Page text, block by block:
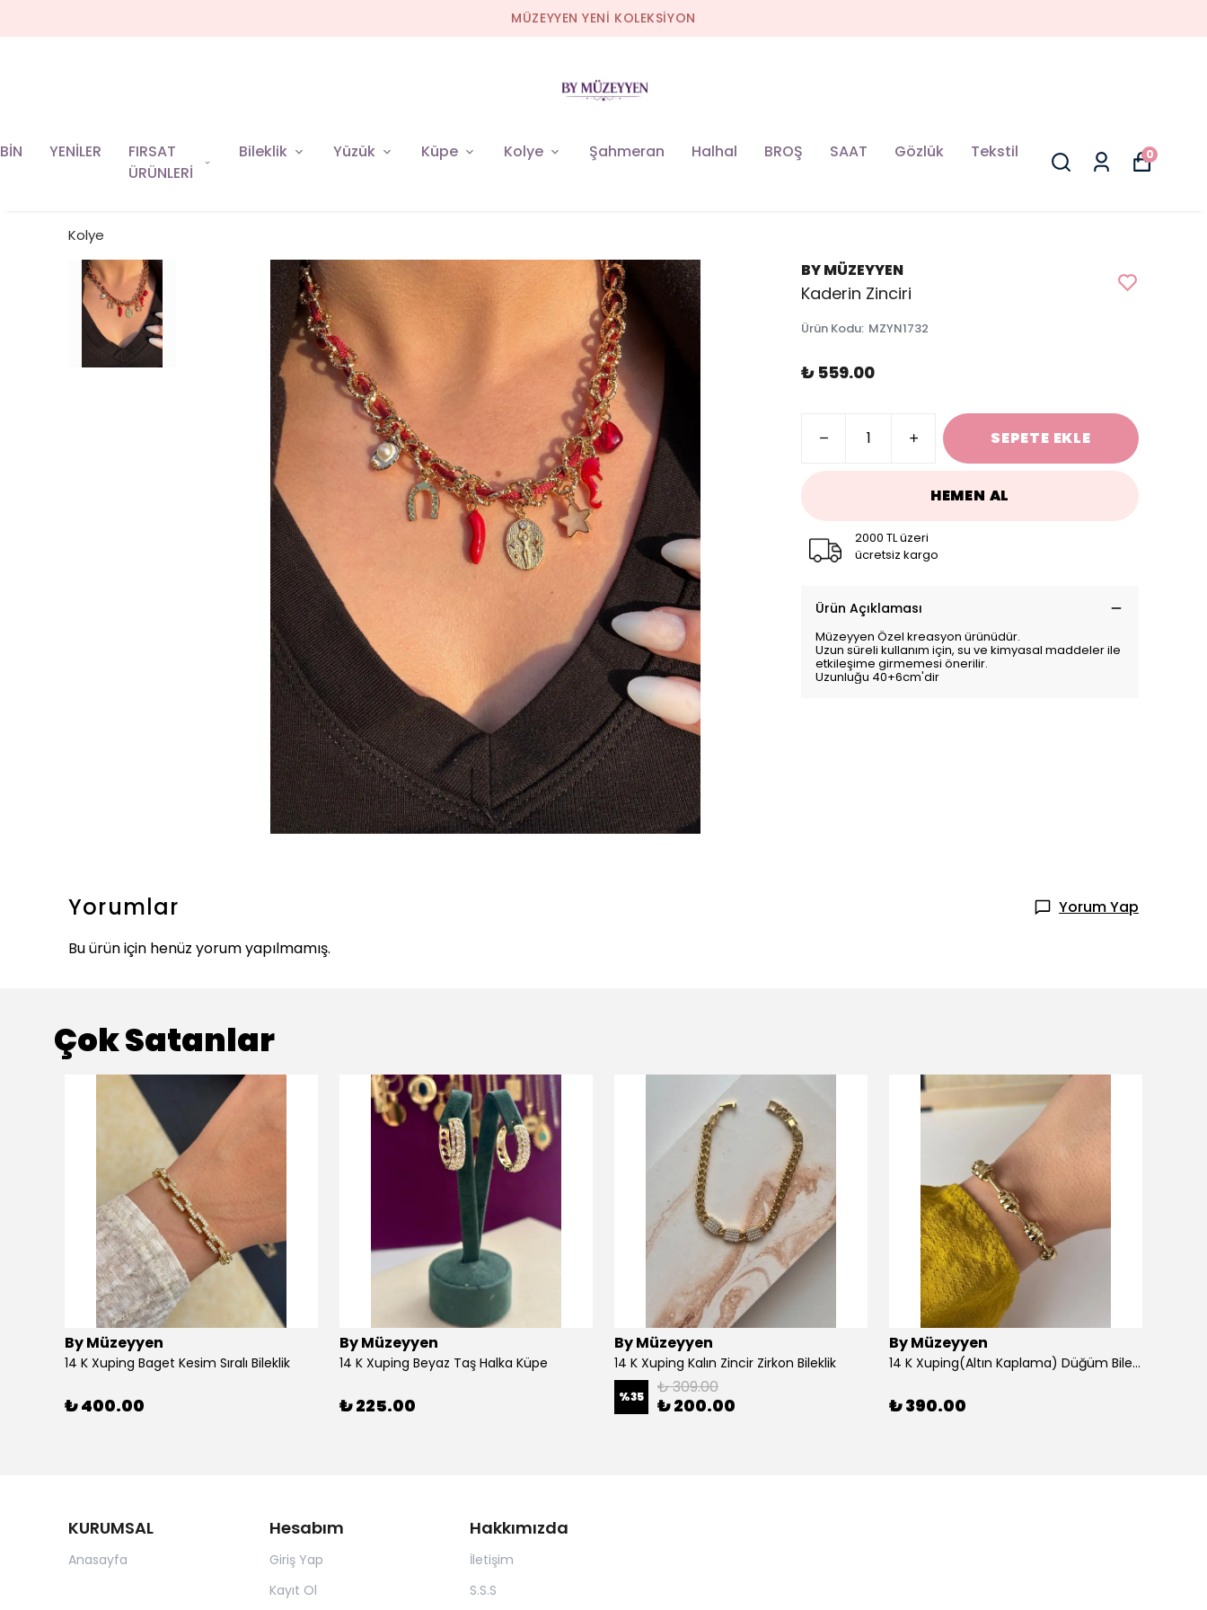
MÜZEYYEN YENİ KOLEKSİYON
YENİLER
FIRSAT
ÜRÜNLERİ
Bileklik Yüzük Küpe Kolye Şahmeran Halhal BROŞ SAAT Gözlük Tekstil 0
Kolye
BY MÜZEYYEN
Kaderin Zinciri
Ürün Kodu: MZYN1732
₺ 559.00
SEPETE EKLE
HEMEN AL
2000 TL üzeri
ücretsiz kargo
Ürün Açıklaması
Müzeyyen Özel kreasyon ürünüdür.
Uzun süreli kullanım için, su ve kimyasal maddeler ile
etkileşime girmemesi önerilir.
Uzunluğu 40+6cm'dir
Yorumlar
Yorum Yap
Bu ürün için henüz yorum yapılmamış.
Çok Satanlar
By Müzeyyen
14 K Xuping Baget Kesim Sıralı Bileklik
₺ 400.00
By Müzeyyen
14 K Xuping Beyaz Taş Halka Küpe
₺ 225.00
By Müzeyyen
14 K Xuping Kalın Zincir Zirkon Bileklik
%35 ₺ 309.00
₺ 200.00
By Müzeyyen
14 K Xuping(Altın Kaplama) Düğüm Bileklik
₺ 390.00
KURUMSAL
Anasayfa
Hesabım
Giriş Yap
Kayıt Ol
Hakkımızda
İletişim
S.S.S